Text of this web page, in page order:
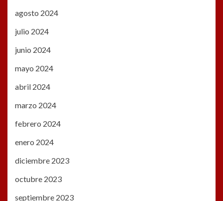
agosto 2024
julio 2024
junio 2024
mayo 2024
abril 2024
marzo 2024
febrero 2024
enero 2024
diciembre 2023
octubre 2023
septiembre 2023